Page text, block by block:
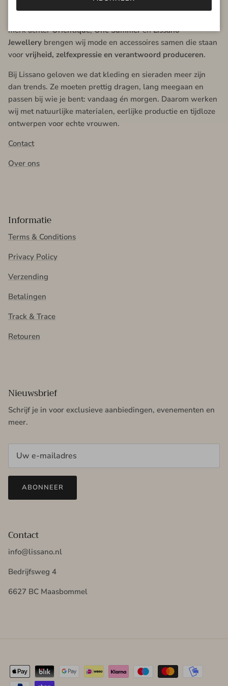
merk achterOrientique,One SummerenLissano
Jewellery brengen wij mode en accessoires samen die staan
voor vrijheid, zelfexpressie en verantwoord produceren.
Bij Lissano geloven we dat kleding en sieraden meer zijn
dan trends. Ze moeten prettig dragen, lang meegaan en
passen bij wie je bent: vandaag én morgen. Daarom werken
wij met natuurlijke materialen, eerlijke productie en tijdloze
ontwerpen voor echte vrouwen.
Contact
Over ons
Informatie
Terms & Conditions
Privacy Policy
Verzending
Betalingen
Track & Trace
Retouren
Nieuwsbrief
Schrijf je in voor exclusieve aanbiedingen, evenementen en
meer.
ABONNEER
Contact
info@lissano.nl
Bedrijfsweg 4
6627 BC Maasbommel